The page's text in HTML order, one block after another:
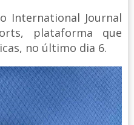
International Journal
plataforma que
no último dia 6.